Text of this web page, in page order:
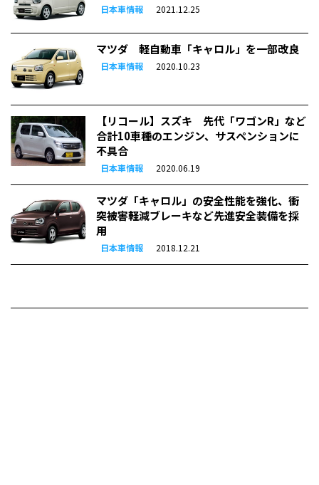
日本車情報 2021.12.25
マツダ 軽自動車「キャロル」を一部改良
日本車情報 2020.10.23
【リコール】スズキ 先代「ワゴンR」など
合計10車種のエンジン、サスペンションに
不具合
日本車情報 2020.06.19
マツダ「キャロル」の安全性能を強化、衝
突被害軽減ブレーキなど先進安全装備を採
用
日本車情報 2018.12.21